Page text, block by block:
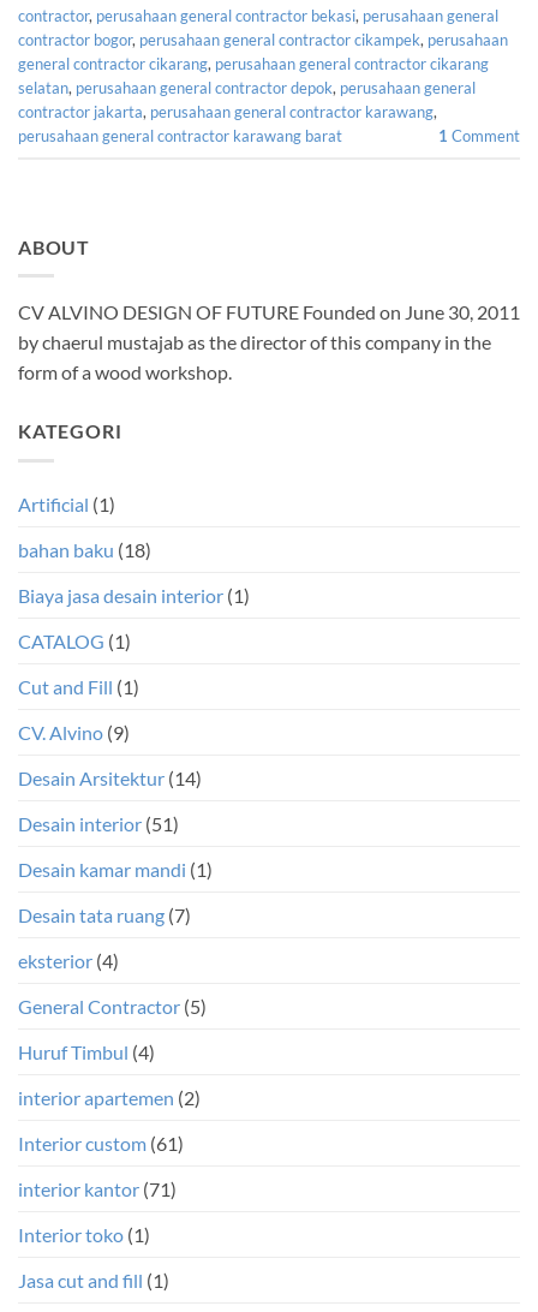
contractor, perusahaan general contractor bekasi, perusahaan general
contractor bogor, perusahaan general contractor cikampek, perusahaan
general contractor cikarang, perusahaan general contractor cikarang
selatan, perusahaan general contractor depok, perusahaan general
contractor jakarta, perusahaan general contractor karawang,
perusahaan general contractor karawang barat
1 Comment
ABOUT
CV ALVINO DESIGN OF FUTURE Founded on June 30, 2011
by chaerul mustajab as the director of this company in the
form of a wood workshop.
KATEGORI
Artificial (1)
bahan baku (18)
Biaya jasa desain interior (1)
CATALOG (1)
Cut and Fill (1)
CV. Alvino (9)
Desain Arsitektur (14)
Desain interior (51)
Desain kamar mandi (1)
Desain tata ruang (7)
eksterior (4)
General Contractor (5)
Huruf Timbul (4)
interior apartemen (2)
Interior custom (61)
interior kantor (71)
Interior toko (1)
Jasa cut and fill (1)